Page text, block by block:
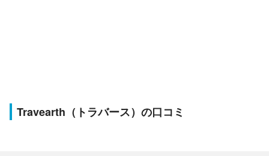
Travearth（トラバース）の口コミ